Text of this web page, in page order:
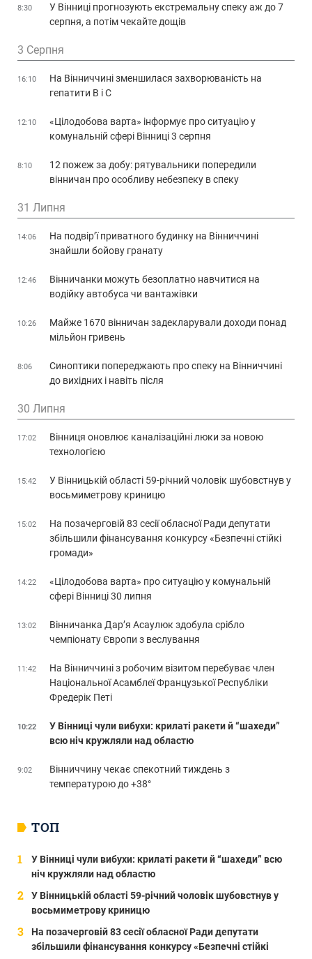
ТОП
У Вінниці чули вибухи: крилаті ракети й “шахеди” всю
ніч кружляли над областю
У Вінницькій області 59-річний чоловік шубовстнув у
восьмиметрову криницю
На позачерговій 83 сесії обласної Ради депутати
збільшили фінансування конкурсу «Безпечні стійкі
8:30
У Вінниці прогнозують екстремальну спеку аж до 7
серпня, а потім чекайте дощів
3 Серпня
16:10
На Вінниччині зменшилася захворюваність на
гепатити В і С
12:10
«Цілодобова варта» інформує про ситуацію у
комунальній сфері Вінниці 3 серпня
8:10
12 пожеж за добу: рятувальники попередили
вінничан про особливу небезпеку в спеку
31 Липня
14:06
На подвір’ї приватного будинку на Вінниччині
знайшли бойову гранату
12:46
Вінничанки можуть безоплатно навчитися на
водійку автобуса чи вантажівки
10:26
Майже 1670 вінничан задекларували доходи понад
мільйон гривень
8:06
Синоптики попереджають про спеку на Вінниччині
до вихідних і навіть після
30 Липня
17:02
Вінниця оновлює каналізаційні люки за новою
технологією
15:42
У Вінницькій області 59-річний чоловік шубовстнув у
восьмиметрову криницю
15:02
На позачерговій 83 сесії обласної Ради депутати
збільшили фінансування конкурсу «Безпечні стійкі
громади»
14:22
«Цілодобова варта» про ситуацію у комунальній
сфері Вінниці 30 липня
13:02
Вінничанка Дар’я Асаулюк здобула срібло
чемпіонату Європи з веслування
11:42
На Вінниччині з робочим візитом перебуває член
Національної Асамблеї Французької Республіки
Фредерік Петі
10:22
У Вінниці чули вибухи: крилаті ракети й “шахеди”
всю ніч кружляли над областю
9:02
Вінниччину чекає спекотний тиждень з
температурою до +38°